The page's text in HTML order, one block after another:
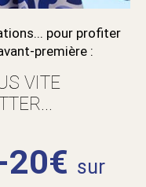
pour profiter
première :
VITE
20€ sur